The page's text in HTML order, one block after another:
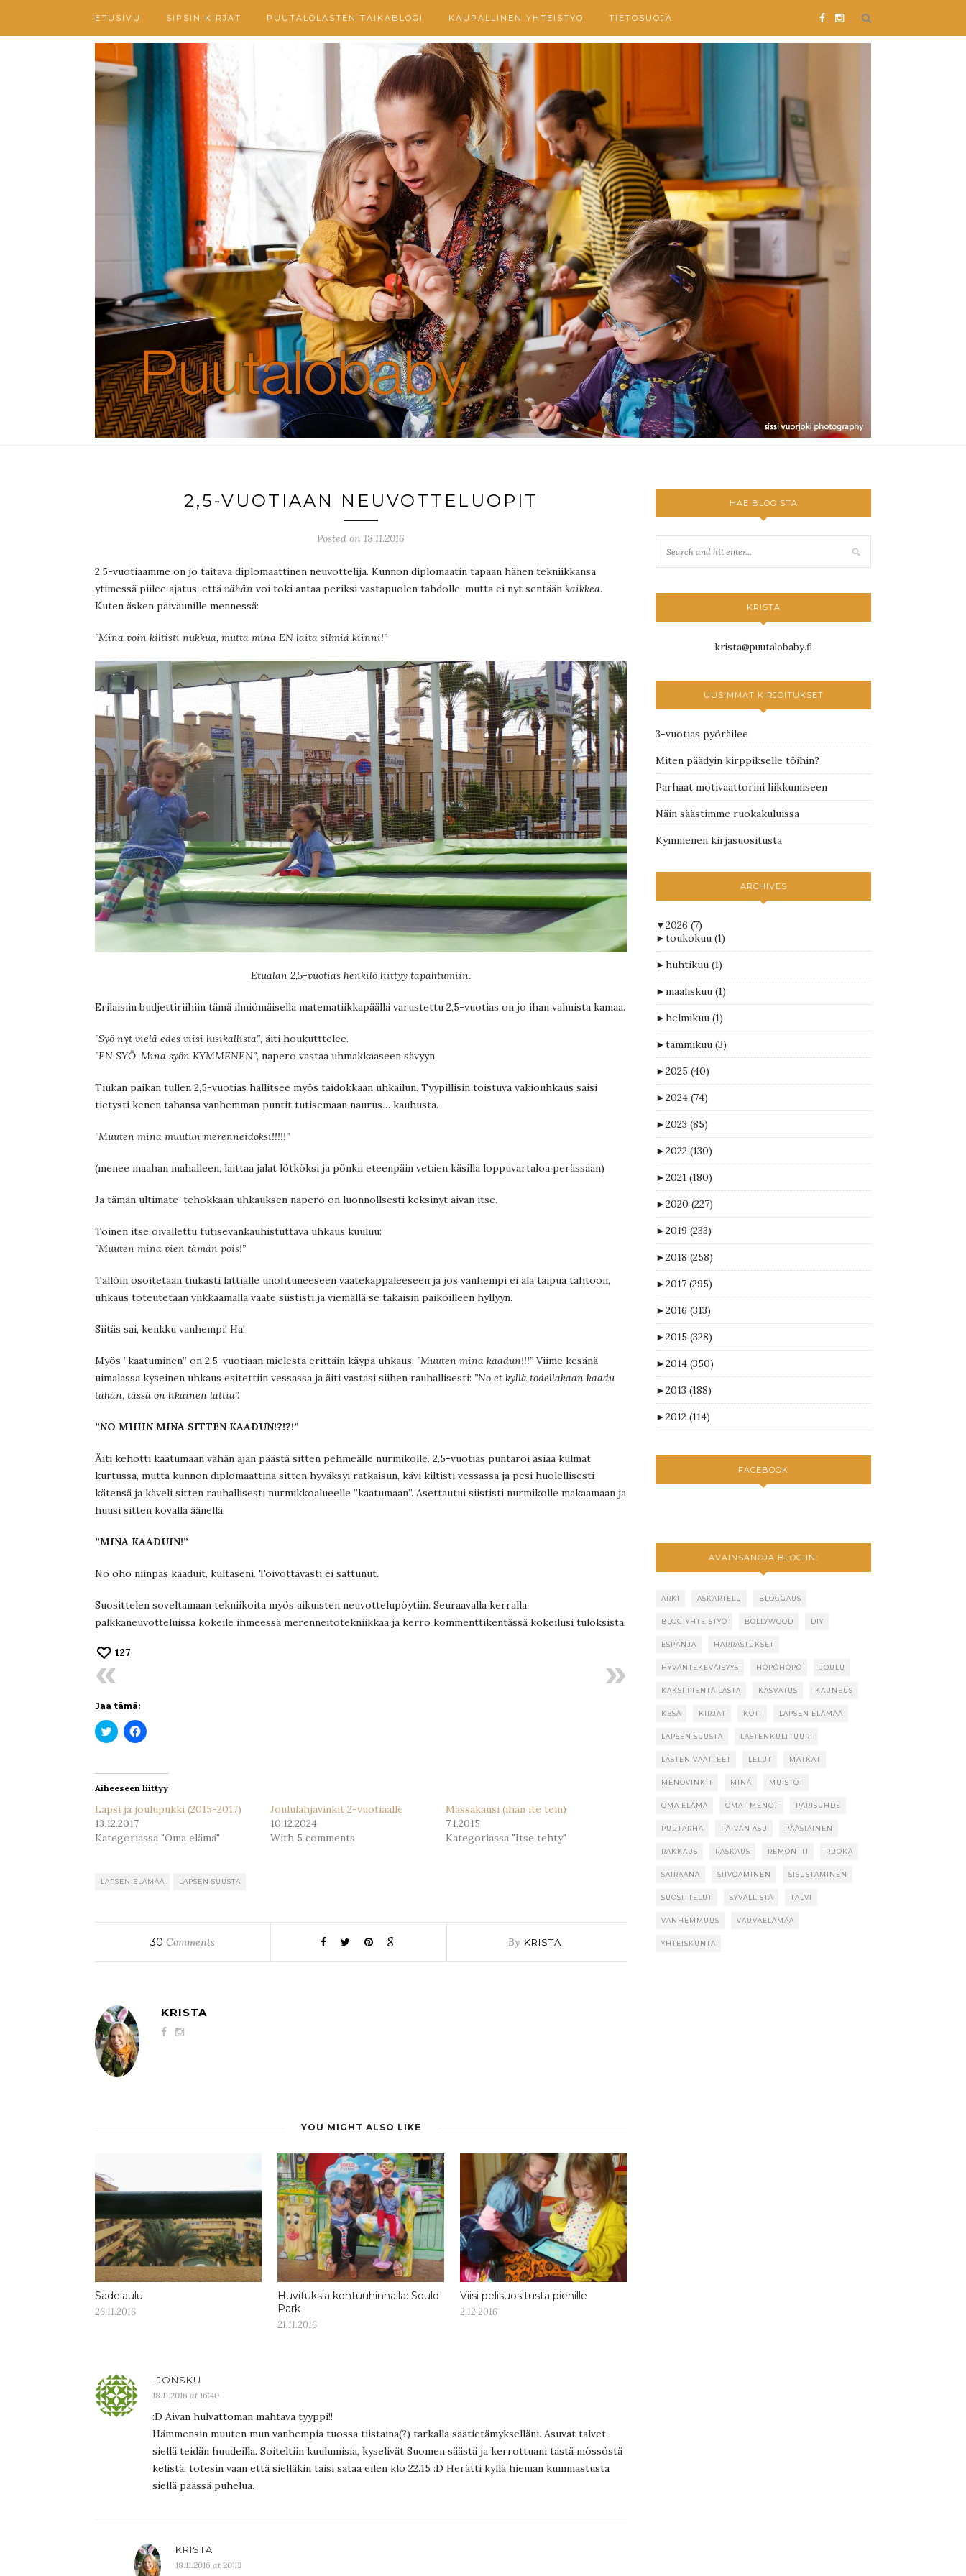
ETUSIVU SIPSIN KIRJAT PUUTALOLASTEN TAIKABLOGI KAUPALLINEN YHTEISTYÖ TIETOSUOJA
2,5-VUOTIAAN NEUVOTTELUOPIT
Posted on 18.11.2016
2,5-vuotiaamme on jo taitava diplomaattinen neuvottelija. Kunnon diplomaatin tapaan hänen tekniikkansa
ytimessä piilee ajatus, että vähän voi toki antaa periksi vastapuolen tahdolle, mutta ei nyt sentään kaikkea.
Kuten äsken päiväunille mennessä:
”Mina voin kiltisti nukkua, mutta mina EN laita silmiä kiinni!”
Etualan 2,5-vuotias henkilö liittyy tapahtumiin.
Erilaisiin budjettiriihiin tämä ilmiömäisellä matematiikkapäällä varustettu 2,5-vuotias on jo ihan valmista kamaa.
”Syö nyt vielä edes viisi lusikallista”, äiti houkutttelee.
”EN SYÖ. Mina syön KYMMENEN”, napero vastaa uhmakkaaseen sävyyn.
Tiukan paikan tullen 2,5-vuotias hallitsee myös taidokkaan uhkailun. Tyypillisin toistuva vakiouhkaus saisi
tietysti kenen tahansa vanhemman puntit tutisemaan naurus… kauhusta.
”Muuten mina muutun merenneidoksi!!!!!”
(menee maahan mahalleen, laittaa jalat lötköksi ja pönkii eteenpäin vetäen käsillä loppuvartaloa perässään)
Ja tämän ultimate-tehokkaan uhkauksen napero on luonnollsesti keksinyt aivan itse.
Toinen itse oivallettu tutisevankauhistuttava uhkaus kuuluu:
”Muuten mina vien tämän pois!”
Tällöin osoitetaan tiukasti lattialle unohtuneeseen vaatekappaleeseen ja jos vanhempi ei ala taipua tahtoon,
uhkaus toteutetaan viikkaamalla vaate siististi ja viemällä se takaisin paikoilleen hyllyyn.
Siitäs sai, kenkku vanhempi! Ha!
Myös ”kaatuminen” on 2,5-vuotiaan mielestä erittäin käypä uhkaus: ”Muuten mina kaadun!!!” Viime kesänä
uimalassa kyseinen uhkaus esitettiin vessassa ja äiti vastasi siihen rauhallisesti: ”No et kyllä todellakaan kaadu
tähän, tässä on likainen lattia”.
”NO MIHIN MINA SITTEN KAADUN!?!?!”
Äiti kehotti kaatumaan vähän ajan päästä sitten pehmeälle nurmikolle. 2,5-vuotias puntaroi asiaa kulmat
kurtussa, mutta kunnon diplomaattina sitten hyväksyi ratkaisun, kävi kiltisti vessassa ja pesi huolellisesti
kätensä ja käveli sitten rauhallisesti nurmikkoalueelle ”kaatumaan”. Asettautui siististi nurmikolle makaamaan ja
huusi sitten kovalla äänellä:
”MINA KAADUIN!”
No oho niinpäs kaaduit, kultaseni. Toivottavasti ei sattunut.
Suosittelen soveltamaan tekniikoita myös aikuisten neuvottelupöytiin. Seuraavalla kerralla
palkkaneuvotteluissa kokeile ihmeessä merenneitotekniikkaa ja kerro kommenttikentässä kokeilusi tuloksista.
127
Jaa tämä:
Jaa
Twitterissä(Avautuu
Jaa
Facebookissa(Avautuu
Aiheeseen liittyy
Lapsi ja joulupukki (2015-2017)
13.12.2017
Kategoriassa "Oma elämä"
Joululahjavinkit 2-vuotiaalle
10.12.2024
With 5 comments
Massakausi (ihan ite tein)
7.1.2015
Kategoriassa "Itse tehty"
LAPSEN ELÄMÄÄ LAPSEN SUUSTA
30 Comments By KRISTA
KRISTA
YOU MIGHT ALSO LIKE
Sadelaulu
26.11.2016
Huvituksia kohtuuhinnalla: Sould
Park
21.11.2016
Viisi pelisuositusta pienille
2.12.2016
-JONSKU
18.11.2016 at 16:40
:D Aivan hulvattoman mahtava tyyppi!!
Hämmensin muuten mun vanhempia tuossa tiistaina(?) tarkalla säätietämykselläni. Asuvat talvet
siellä teidän huudeilla. Soiteltiin kuulumisia, kyselivät Suomen säästä ja kerrottuani tästä mössöstä
kelistä, totesin vaan että sielläkin taisi sataa eilen klo 22.15 :D Herätti kyllä hieman kummastusta
siellä päässä puhelua.
KRISTA
18.11.2016 at 20:13
HAE BLOGISTA
KRISTA
krista@puutalobaby.fi
UUSIMMAT KIRJOITUKSET
3-vuotias pyöräilee
Miten päädyin kirppikselle töihin?
Parhaat motivaattorini liikkumiseen
Näin säästimme ruokakuluissa
Kymmenen kirjasuositusta
ARCHIVES
▼2026 (7)
►toukokuu (1)
►huhtikuu (1)
►maaliskuu (1)
►helmikuu (1)
►tammikuu (3)
►2025 (40)
►2024 (74)
►2023 (85)
►2022 (130)
►2021 (180)
►2020 (227)
►2019 (233)
►2018 (258)
►2017 (295)
►2016 (313)
►2015 (328)
►2014 (350)
►2013 (188)
►2012 (114)
FACEBOOK
AVAINSANOJA BLOGIIN:
ARKI ASKARTELU BLOGGAUS
BLOGIYHTEISTYÖ BOLLYWOOD DIY
ESPANJA HARRASTUKSET
HYVÄNTEKEVÄISYYS HÖPÖHÖPÖ JOULU
KAKSI PIENTÄ LASTA KASVATUS KAUNEUS
KESÄ KIRJAT KOTI LAPSEN ELÄMÄÄ
LAPSEN SUUSTA LASTENKULTTUURI
LASTEN VAATTEET LELUT MATKAT
MENOVINKIT MINÄ MUISTOT
OMA ELÄMÄ OMAT MENOT PARISUHDE
PUUTARHA PÄIVÄN ASU PÄÄSIÄINEN
RAKKAUS RASKAUS REMONTTI RUOKA
SAIRAANA SIIVOAMINEN SISUSTAMINEN
SUOSITTELUT SYVÄLLISTÄ TALVI
VANHEMMUUS VAUVAELÄMÄÄ
YHTEISKUNTA